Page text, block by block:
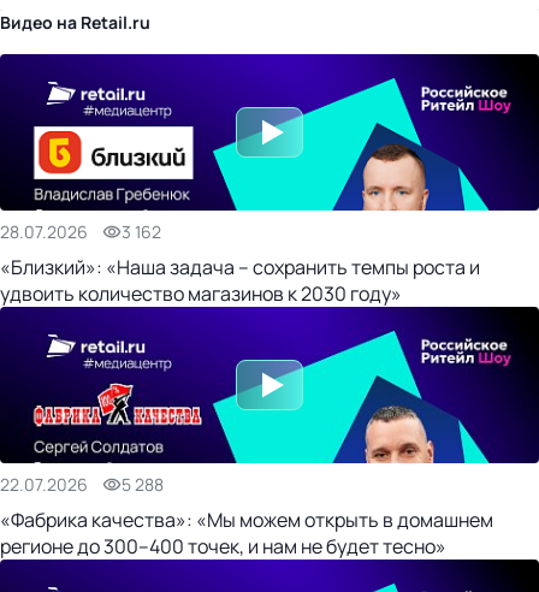
Видео на Retail.ru
28.07.2026 3 162
«Близкий»: «Наша задача – сохранить темпы роста и
удвоить количество магазинов к 2030 году»
22.07.2026 5 288
«Фабрика качества»: «Мы можем открыть в домашнем
регионе до 300–400 точек, и нам не будет тесно»